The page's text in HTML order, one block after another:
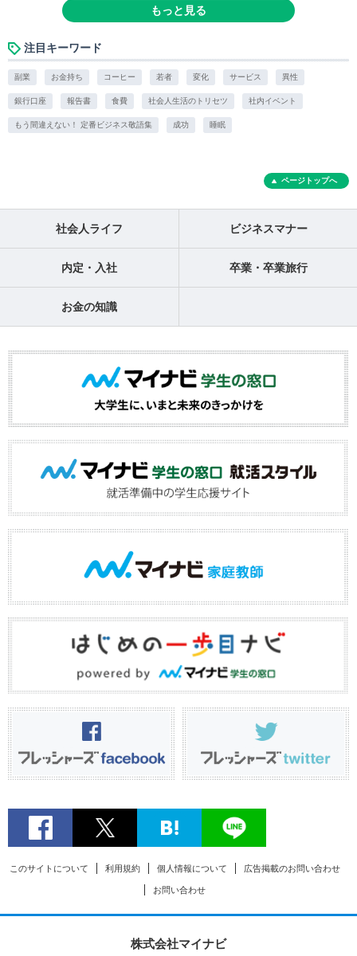
もっと見る
注目キーワード
副業 お金持ち コーヒー 若者 変化 サービス 異性
銀行口座 報告書 食費 社会人生活のトリセツ 社内イベント
もう間違えない！ 定番ビジネス敬語集 成功 睡眠
ページトップへ
社会人ライフ ビジネスマナー
内定・入社 卒業・卒業旅行
お金の知識
このサイトについて 利用規約 個人情報について 広告掲載のお問い合わせ
お問い合わせ
株式会社マイナビ